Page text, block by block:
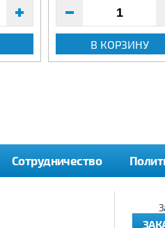
В КОРЗИНУ
Сотрудничество